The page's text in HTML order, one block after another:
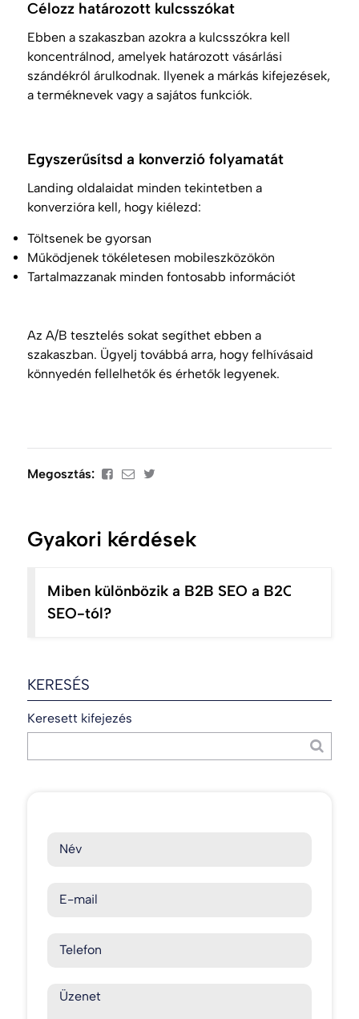
Célozz határozott kulcsszókat
Ebben a szakaszban azokra a kulcsszókra kell
koncentrálnod, amelyek határozott vásárlási
szándékról árulkodnak. Ilyenek a márkás kifejezések,
a terméknevek vagy a sajátos funkciók.
Egyszerűsítsd a konverzió folyamatát
Landing oldalaidat minden tekintetben a
konverzióra kell, hogy kiélezd:
Töltsenek be gyorsan
Működjenek tökéletesen mobileszközökön
Tartalmazzanak minden fontosabb információt
Az A/B tesztelés sokat segíthet ebben a
szakaszban. Ügyelj továbbá arra, hogy felhívásaid
könnyedén fellelhetők és érhetők legyenek.
Megosztás:
Gyakori kérdések
Miben különbözik a B2B SEO a B2C
SEO-tól?
KERESÉS
Keresett kifejezés
Név
E-mail
Telefon
Üzenet